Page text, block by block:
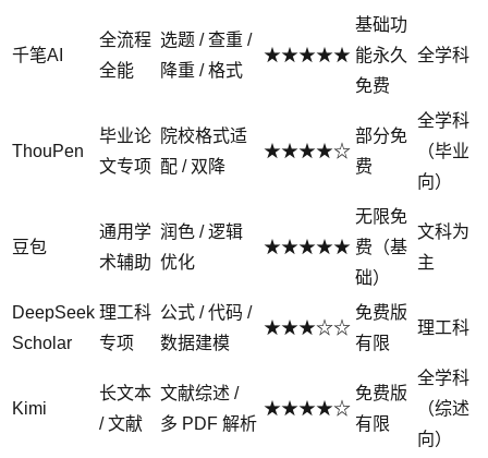
千笔AI
全流程
全能
选题 / 查重 /
降重 / 格式
★★★★★
基础功
能永久
免费
全学科
ThouPen
毕业论
文专项
院校格式适
配 / 双降
★★★★☆
部分免
费
全学科
（毕业
向）
豆包
通用学
术辅助
润色 / 逻辑
优化
★★★★★
无限免
费（基
础）
文科为
主
DeepSeek
Scholar
理工科
专项
公式 / 代码 /
数据建模
★★★☆☆
免费版
有限
理工科
Kimi
长文本
/ 文献
文献综述 /
多 PDF 解析
★★★★☆
免费版
有限
全学科
（综述
向）